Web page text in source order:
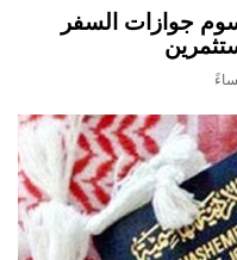
جوازات السفر